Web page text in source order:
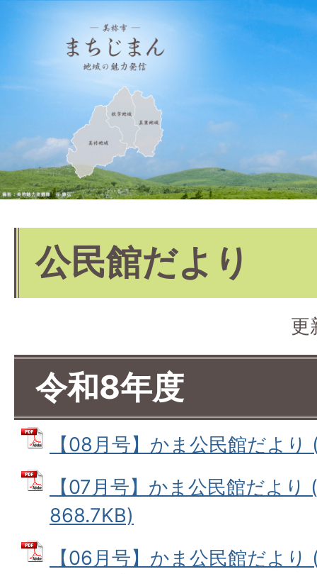
公民館だより
更
令和8年度
【08月号】かま公民館だよ
【07月号】かま公民館だより
868.7KB)
【06月号】かま公民館だよ